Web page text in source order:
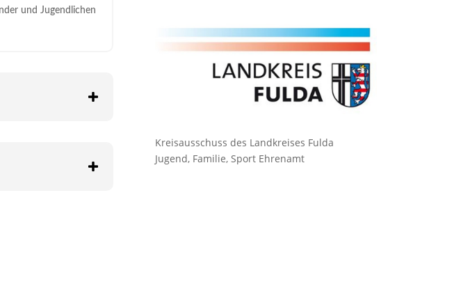
und Jugendlichen
Kreisausschuss des Landkreises Fulda
Jugend, Familie, Sport Ehrenamt